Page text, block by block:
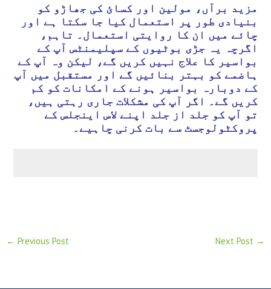
مزید برآں، مولین اور کسائ کی جھاڑو کو
بنیادی طور پر استعمال کیا جا سکتا ہے اور
چائے میں ان کا روایتی استعمال۔ تاہم،
اگرچہ یہ جڑی بوٹیوں کے سپلیمنٹس آپ کے
بواسیر کا علاج نہیں کریں گے، لیکن وہ آپ کے
ہاضمے کو بہتر بنائیں گے اور مستقبل میں آپ
کے دوبارہ بواسیر ہونے کے امکانات کو کم
کریں گے۔ اگر آپ کی مشکلات جاری رہتی ہیں،
تو آپ کو جلد از جلد اپنے لاس اینجلس کے
پروکٹولوجسٹ سے بات کرنی چاہیے۔
← Previous Post Next Post →